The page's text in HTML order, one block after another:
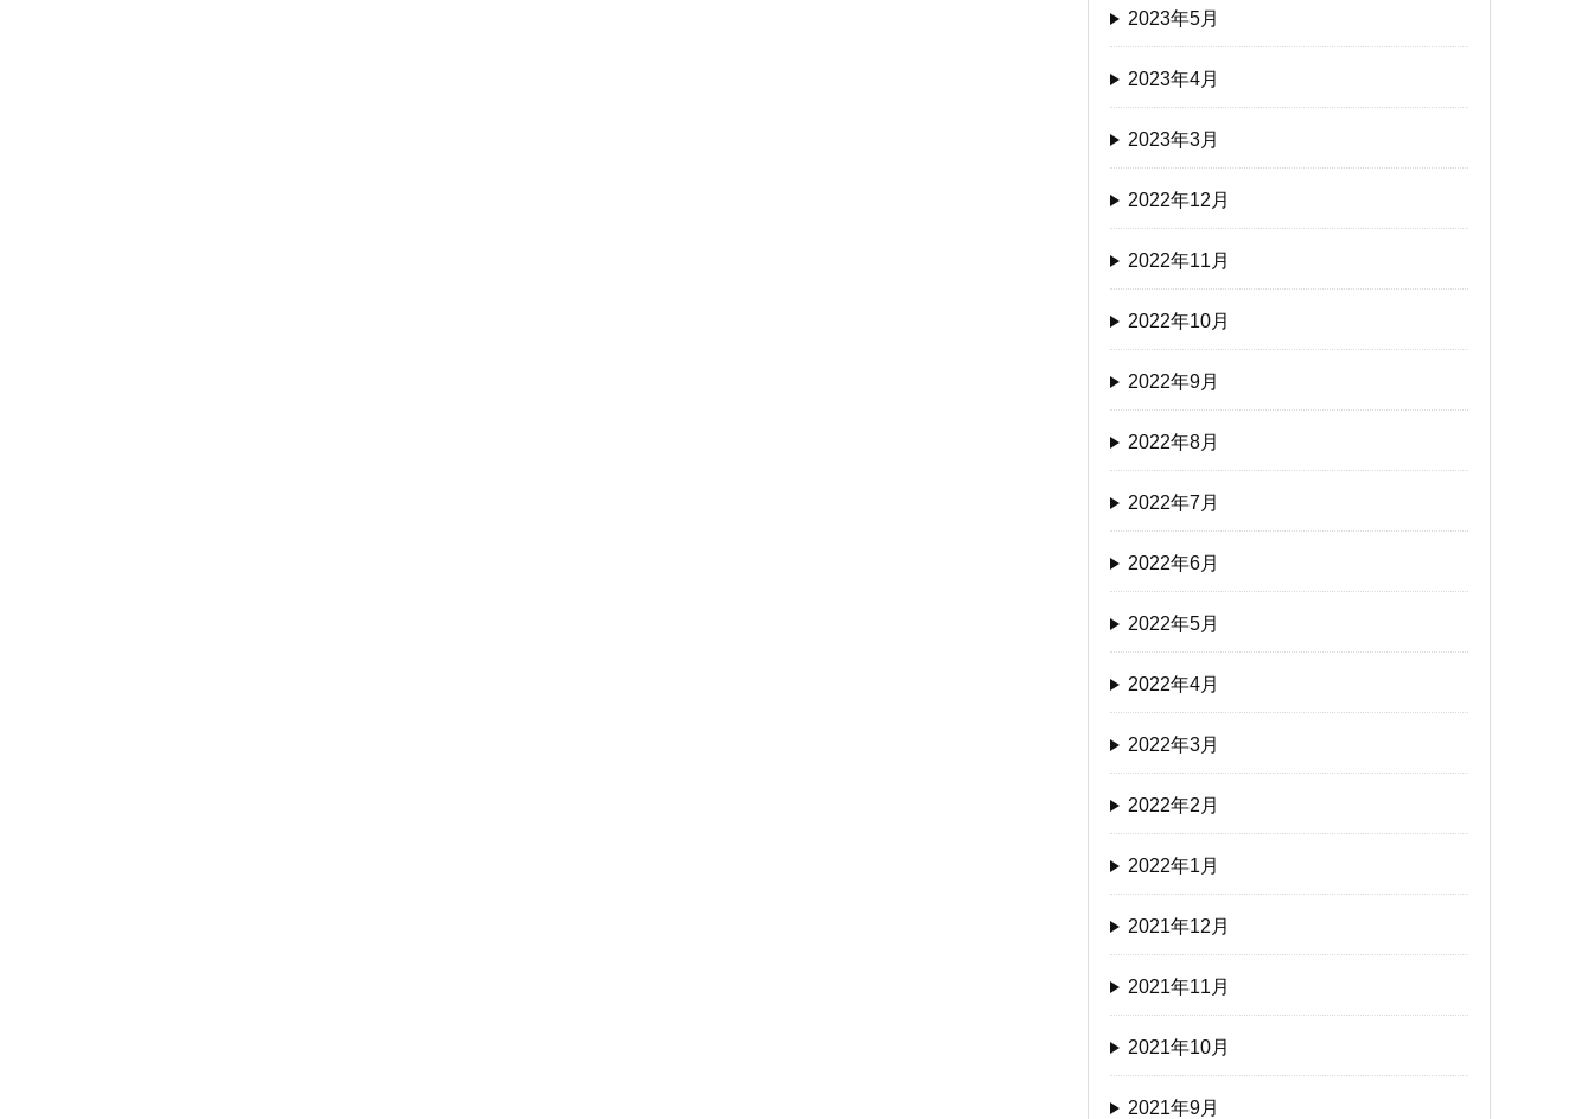
2023年5月
2023年4月
2023年3月
2022年12月
2022年11月
2022年10月
2022年9月
2022年8月
2022年7月
2022年6月
2022年5月
2022年4月
2022年3月
2022年2月
2022年1月
2021年12月
2021年11月
2021年10月
2021年9月